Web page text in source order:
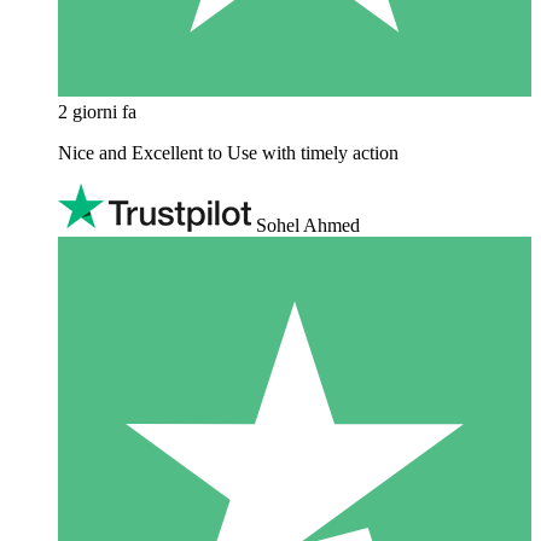
2 giorni fa
Nice and Excellent to Use with timely action
Sohel Ahmed